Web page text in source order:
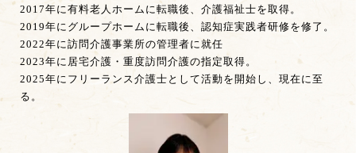
2017年に有料老人ホームに転職後、介護福祉士を取得。
2019年にグループホームに転職後、認知症実践者研修を修了。
2022年に訪問介護事業所の管理者に就任
2023年に居宅介護・重度訪問介護の指定取得。
2025年にフリーランス介護士として活動を開始し、現在に至
る。